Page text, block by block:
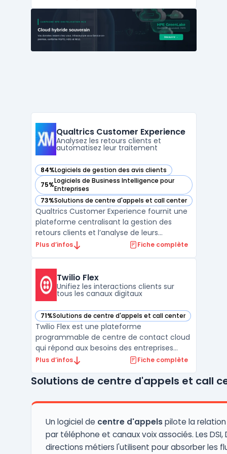
pour améliorer l'efficacité opérationnelle et
la satisfaction client, Salesforce est
particulièrement adap ...
Qualtrics Customer Experience
Analysez les retours clients et
automatisez leur traitement
84%Logiciels de gestion des avis clients
— voir Qualtrics Customer Experience dans cette catégorie
75%Logiciels de Business Intelligence pour
Entreprises
— voir Qualtrics Customer Experience dans cette catégorie
73%Solutions de centre d'appels et call center
— voir Qualtrics Customer Experience dans cette catégorie
Qualtrics Customer Experience fournit une
plateforme centralisant la gestion des
retours clients et l’analyse de leurs
interactions sur tous les canaux. Les
d’échanges avec le centre de contact, des
réseaux sociaux ou de ...
Plus d’infos Fiche complète
Twilio Flex
Unifiez les interactions clients sur
tous les canaux digitaux
71%Solutions de centre d'appels et call center
— voir Twilio Flex dans cette catégorie
Twilio Flex est une plateforme
programmable de centre de contact cloud
qui répond aux besoins des entreprises
souhaitant unifier et personnaliser leur
de service client et de vente centralisent
avec un accès natif à ...
Plus d’infos Fiche complète
Solutions de centre d'appels et call
Un logiciel de centre d'appelspilote la
par téléphone et canaux voix associés. Les DSI,
directions métiers l'utilisent pour absorber les